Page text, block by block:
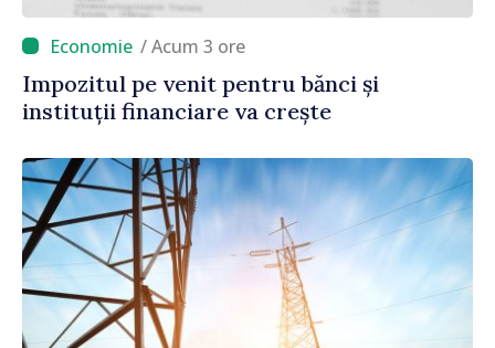
/ Acum 3 ore
Impozitul pe venit pentru bănci și
instituții financiare va crește